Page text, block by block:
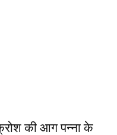
की आग पन्ना के